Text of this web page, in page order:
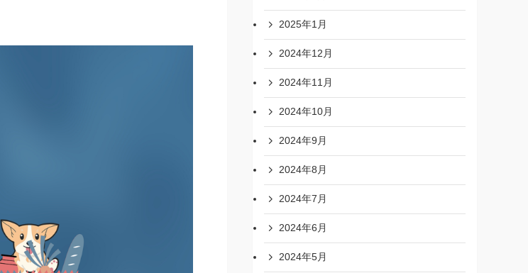
2025年1月
2024年12月
2024年11月
2024年10月
2024年9月
2024年8月
2024年7月
2024年6月
2024年5月